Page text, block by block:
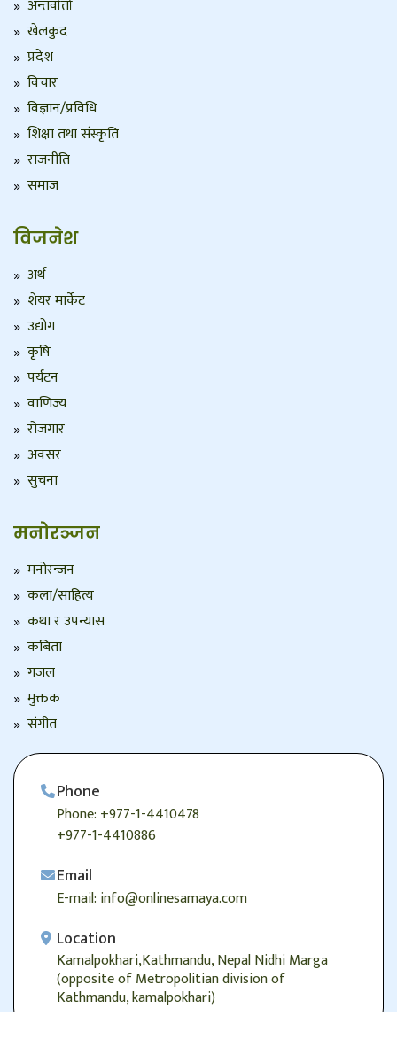
अन्तर्वार्ता
खेलकुद
प्रदेश
विचार
विज्ञान/प्रविधि
शिक्षा तथा संस्कृति
राजनीति
समाज
विजनेश
अर्थ
शेयर मार्केट
उद्योग
कृषि
पर्यटन
वाणिज्य
रोजगार
अवसर
सुचना
मनोरञ्जन
मनोरन्जन
कला/साहित्य
कथा र उपन्यास
कबिता
गजल
मुक्तक
संगीत
Phone
Phone: +977-1-4410478
+977-1-4410886
Email
E-mail: info@onlinesamaya.com
Location
Kamalpokhari,Kathmandu, Nepal Nidhi Marga
(opposite of Metropolitian division of
Kathmandu, kamalpokhari)